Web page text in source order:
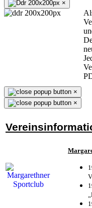
×
×
×